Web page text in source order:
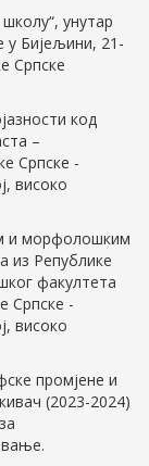
унутар
у Бијељини, 21-
Српске
код
–
Српске -
високо
и морфолошким
из Републике
факултета
Српске -
високо
промјене и
(2023-2024)